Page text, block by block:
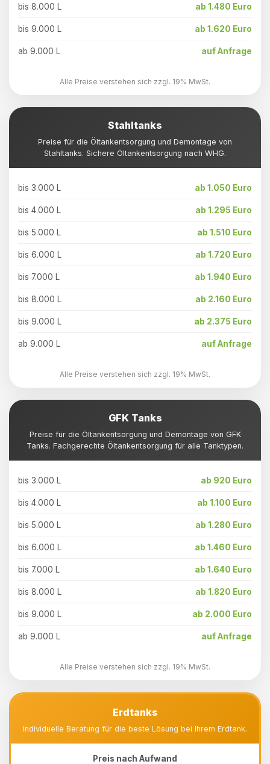
bis 8.000 L ab 1.480 Euro
bis 9.000 L ab 1.620 Euro
ab 9.000 L auf Anfrage
Alle Preise verstehen sich zzgl. 19% MwSt.
Stahltanks
Preise für die Öltankentsorgung und Demontage von
Stahltanks. Sichere Öltankentsorgung nach WHG.
bis 3.000 L ab 1.050 Euro
bis 4.000 L ab 1.295 Euro
bis 5.000 L ab 1.510 Euro
bis 6.000 L ab 1.720 Euro
bis 7.000 L ab 1.940 Euro
bis 8.000 L ab 2.160 Euro
bis 9.000 L ab 2.375 Euro
ab 9.000 L auf Anfrage
Alle Preise verstehen sich zzgl. 19% MwSt.
GFK Tanks
Preise für die Öltankentsorgung und Demontage von GFK
Tanks. Fachgerechte Öltankentsorgung für alle Tanktypen.
bis 3.000 L ab 920 Euro
bis 4.000 L ab 1.100 Euro
bis 5.000 L ab 1.280 Euro
bis 6.000 L ab 1.460 Euro
bis 7.000 L ab 1.640 Euro
bis 8.000 L ab 1.820 Euro
bis 9.000 L ab 2.000 Euro
ab 9.000 L auf Anfrage
Alle Preise verstehen sich zzgl. 19% MwSt.
Erdtanks
Individuelle Beratung für die beste Lösung bei Ihrem Erdtank.
Preis nach Aufwand